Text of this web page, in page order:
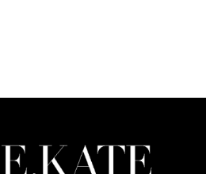
น่นอนและเกิดขึ้น คือ แฟชั่นจะ
ประมาณช่วงปี 2017 Item ที่
ในตอนนั้นก็ คือ Trench Coat ที่